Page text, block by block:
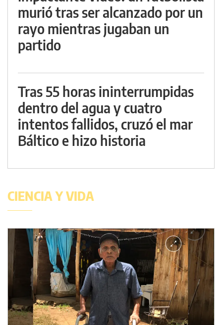
murió tras ser alcanzado por un
rayo mientras jugaban un
partido
Tras 55 horas ininterrumpidas
dentro del agua y cuatro
intentos fallidos, cruzó el mar
Báltico e hizo historia
CIENCIA Y VIDA